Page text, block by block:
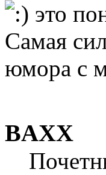
это
Самая
юмора с
BAXX